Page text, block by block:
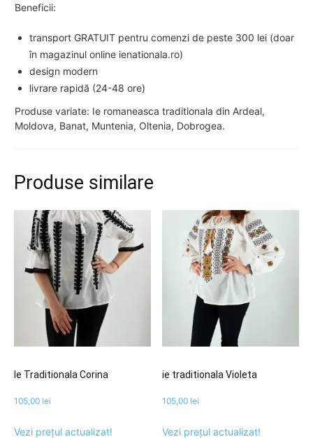
Beneficii:
transport GRATUIT pentru comenzi de peste 300 lei (doar
în magazinul online ienationala.ro)
design modern
livrare rapidă (24-48 ore)
Produse variate: Ie romaneasca traditionala din Ardeal,
Moldova, Banat, Muntenia, Oltenia, Dobrogea.
Produse similare
Ie Traditionala Corina
105,00 lei
Vezi prețul actualizat!
ie traditionala Violeta
105,00 lei
Vezi prețul actualizat!